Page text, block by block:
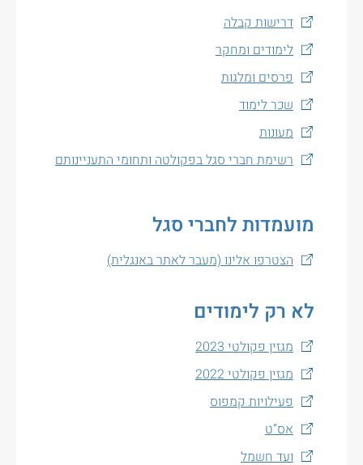
דרישות קבלה
לימודים ומחקר
פרסים ומלגות
שכר לימוד
מעונות
רשימת חברי סגל בפקולטה ותחומי התעניינותם
מועמדות לחברי סגל
הצטרפו אלינו (מעבר לאתר באנגלית)
לא רק לימודים
מגזין פקולטי 2023
מגזין פקולטי 2022
פעילויות קמפוס
אס”ט
ועד חשמל